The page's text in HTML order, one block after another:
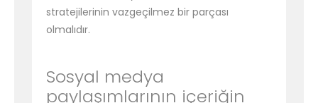
stratejilerinin vazgeçilmez bir parçası
olmalıdır.
Sosyal medya
paylaşımlarının içeriğin